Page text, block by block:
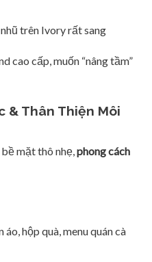
trên Ivory rất sang
cao cấp, muốn “nâng tầm”
& Thân Thiện Môi
mặt thô nhẹ,phong cách
áo, hộp quà, menu quán cà